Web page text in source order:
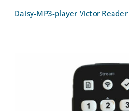
Daisy-MP3-player Victor